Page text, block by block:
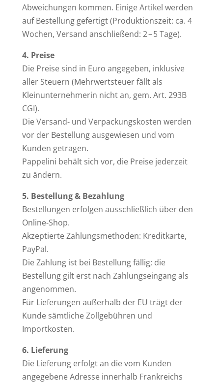
Abweichungen kommen. Einige Artikel werden
auf Bestellung gefertigt (Produktionszeit: ca. 4
Wochen, Versand anschließend: 2 – 5 Tage).
4. Preise
Die Preise sind in Euro angegeben, inklusive
aller Steuern (Mehrwertsteuer fällt als
Kleinunternehmerin nicht an, gem. Art. 293B
CGI).
Die Versand- und Verpackungskosten werden
vor der Bestellung ausgewiesen und vom
Kunden getragen.
Pappelini behält sich vor, die Preise jederzeit
zu ändern.
5. Bestellung & Bezahlung
Bestellungen erfolgen ausschließlich über den
Online-Shop.
Akzeptierte Zahlungsmethoden: Kreditkarte,
PayPal.
Die Zahlung ist bei Bestellung fällig; die
Bestellung gilt erst nach Zahlungseingang als
angenommen.
Für Lieferungen außerhalb der EU trägt der
Kunde sämtliche Zollgebühren und
Importkosten.
6. Lieferung
Die Lieferung erfolgt an die vom Kunden
angegebene Adresse innerhalb Frankreichs